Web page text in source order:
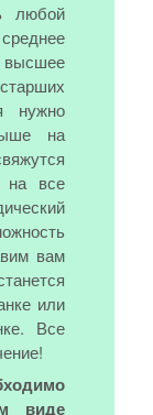
любой
нужно
на
на все
вам
или
Все
виде